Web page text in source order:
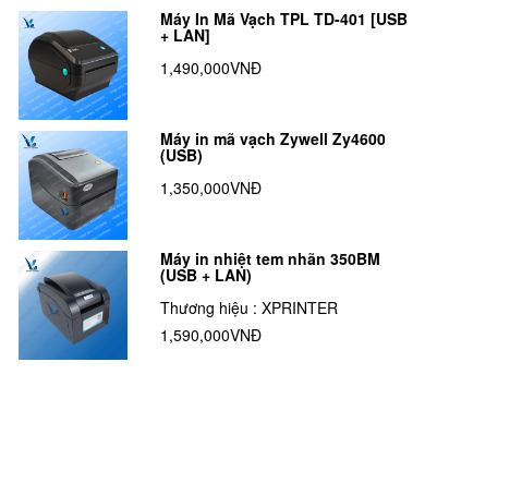
Máy In Mã Vạch TPL TD-401 [USB
+ LAN]
1,490,000VNĐ
Máy in mã vạch Zywell Zy4600
(USB)
1,350,000VNĐ
Máy in nhiệt tem nhãn 350BM
(USB + LAN)
Thương hiệu : XPRINTER
1,590,000VNĐ